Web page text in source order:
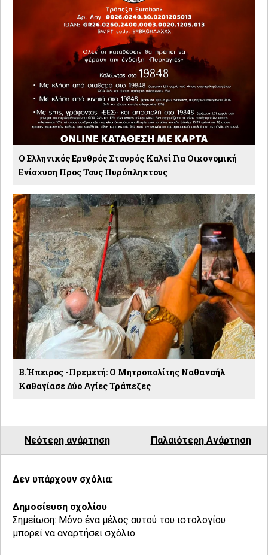
O Ελληνικός Ερυθρός Σταυρός Καλεί Για Οικονομική
Ενίσχυση Προς Τους Πυρόπληκτους
Β.Ήπειρος -Πρεμετή: Ο Μητροπολίτης Ναθαναήλ
Καθαγίασε Δύο Αγίες Τράπεζες
Νεότερη ανάρτηση Παλαιότερη Ανάρτηση
Δεν υπάρχουν σχόλια:
Δημοσίευση σχολίου
Σημείωση: Μόνο ένα μέλος αυτού του ιστολογίου
μπορεί να αναρτήσει σχόλιο.